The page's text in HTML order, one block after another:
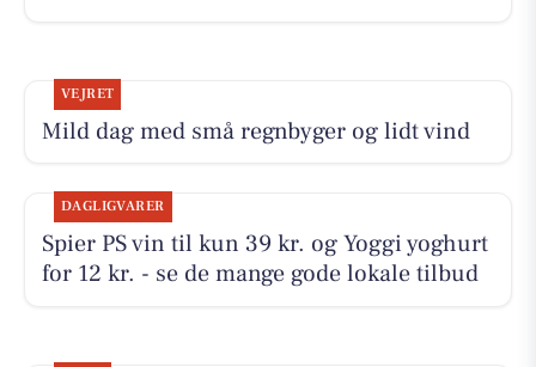
VEJRET
Mild dag med små regnbyger og lidt vind
DAGLIGVARER
Spier PS vin til kun 39 kr. og Yoggi yoghurt
for 12 kr. - se de mange gode lokale tilbud